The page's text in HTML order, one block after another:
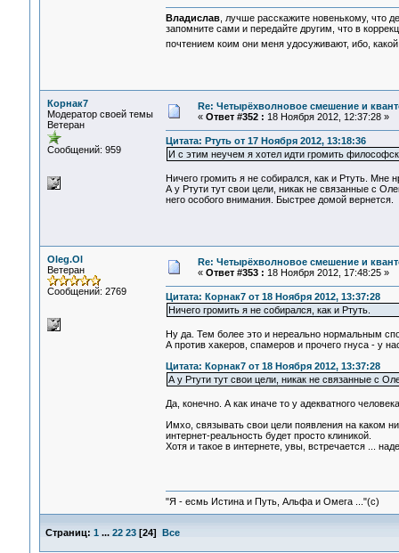
Владислав, лучше расскажите новенькому, что
запомните сами и передайте другим, что в
почтением коим они меня удосуживают, ибо,
Корнак7
Модератор своей темы
Ветеран
Сообщений: 959
Re: Четырёхволновое смешение и
« Ответ #352 : 18 Ноября 2012, 12:37:28 »
Цитата: Ртуть от 17 Ноября 2012, 13:18:36
И с этим неучем я хотел идти громить
Ничего громить я не собирался, как и Ртуть. Мне
А у Ртути тут свои цели, никак не связанные с
него особого внимания. Быстрее домой вернется.
Oleg.Ol
Ветеран
Сообщений: 2769
Re: Четырёхволновое смешение и
« Ответ #353 : 18 Ноября 2012, 17:48:25 »
Цитата: Корнак7 от 18 Ноября 2012, 13:37:28
Ничего громить я не собирался, как и Ртуть.
Ну да. Тем более это и нереально нормальным
А против хакеров, спамеров и прочего гнуса - у
Цитата: Корнак7 от 18 Ноября 2012, 13:37:28
А у Ртути тут свои цели, никак не связанные с
Да, конечно. А как иначе то у адекватного
Имхо, связывать свои цели появления на каком
интернет-реальность будет просто клиникой.
Хотя и такое в интернете, увы, встречается ...
"Я - есмь Истина и Путь, Альфа и Омега ..."(с)
Страниц: 1 ... 22 23[24] Все